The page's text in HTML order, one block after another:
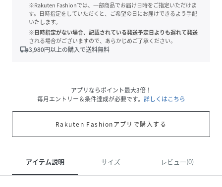
※Rakuten Fashionでは、一部商品でお届け日時をご指定いただけま
す。日時指定をしていただくと、ご希望の日にお届けできるよう手配
いたします。
※日時指定がない場合、記載されている発送予定日よりも遅れて発送
される場合がございますので、あらかじめご了承ください。
local_shipping3,980円以上の購入で送料無料
アプリならポイント最大3倍！
毎月エントリー＆条件達成が必要です。 詳しくはこちら
Rakuten Fashionアプリで購入する
アイテム説明 サイズ レビュー(0)